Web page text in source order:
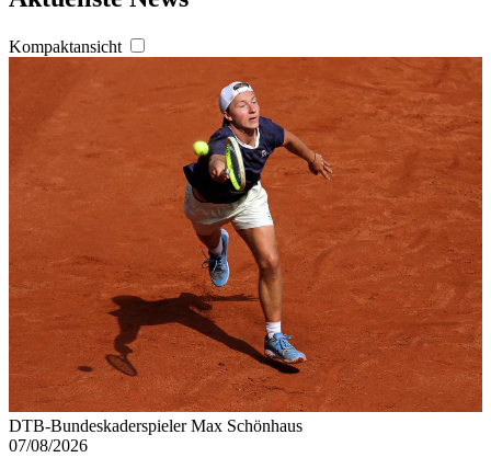
Kompaktansicht
DTB-Bundeskaderspieler Max Schönhaus
07/08/2026